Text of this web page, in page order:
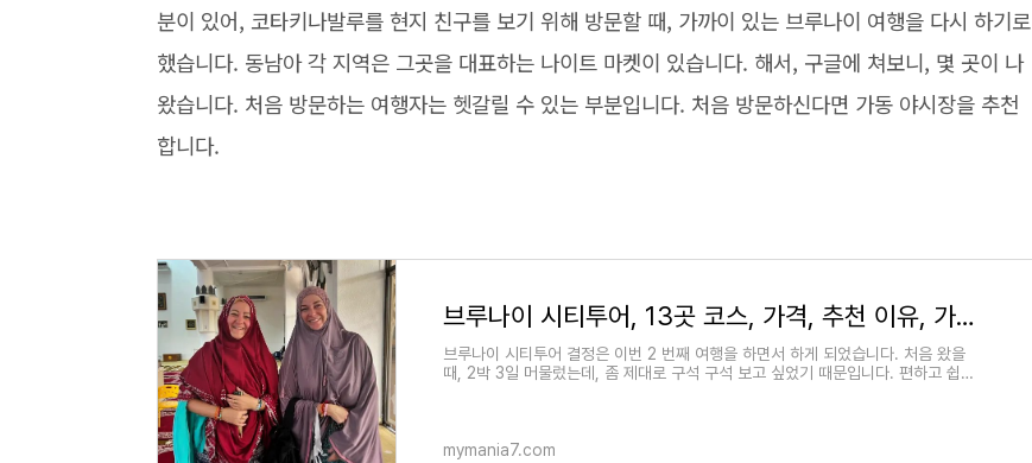
분이 있어, 코타키나발루를 현지 친구를 보기 위해 방문할 때, 가까이 있는 브루나이 여행을 다시 하기로
했습니다. 동남아 각 지역은 그곳을 대표하는 나이트 마켓이 있습니다. 해서, 구글에 쳐보니, 몇 곳이 나
왔습니다. 처음 방문하는 여행자는 헷갈릴 수 있는 부분입니다. 처음 방문하신다면 가동 야시장을 추천
합니다.
브루나이 시티투어, 13곳 코스, 가격, 추천 이유, 가이드 정보
브루나이 시티투어 결정은 이번 2 번째 여행을 하면서 하게 되었습니다. 처음 왔을
때, 2박 3일 머물렀는데, 좀 제대로 구석 구석 보고 싶었기 때문입니다. 편하고 쉽게,
mymania7.com